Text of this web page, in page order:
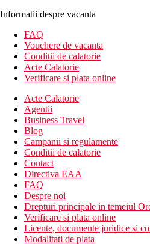
Informatii despre vacanta
FAQ
Vouchere de vacanta
Conditii de calatorie
Acte Calatorie
Verificare si plata online
Acte Calatorie
Agentii
Business Travel
Blog
Campanii si regulamente
Conditii de calatorie
Contact
Directiva EAA
FAQ
Despre noi
Drepturi principale in temeiul
Verificare si plata online
Licente, documente juridice si
Modalitati de plata